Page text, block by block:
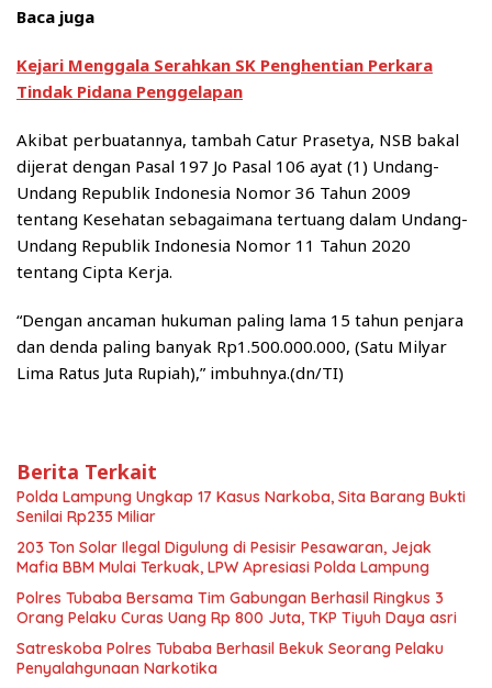
Baca juga
Kejari Menggala Serahkan SK Penghentian Perkara
Tindak Pidana Penggelapan
Akibat perbuatannya, tambah Catur Prasetya, NSB bakal
dijerat dengan Pasal 197 Jo Pasal 106 ayat (1) Undang-
Undang Republik Indonesia Nomor 36 Tahun 2009
tentang Kesehatan sebagaimana tertuang dalam Undang-
Undang Republik Indonesia Nomor 11 Tahun 2020
tentang Cipta Kerja.
“Dengan ancaman hukuman paling lama 15 tahun penjara
dan denda paling banyak Rp1.500.000.000, (Satu Milyar
Lima Ratus Juta Rupiah),” imbuhnya.(dn/TI)
Berita Terkait
Polda Lampung Ungkap 17 Kasus Narkoba, Sita Barang Bukti
Senilai Rp235 Miliar
203 Ton Solar Ilegal Digulung di Pesisir Pesawaran, Jejak
Mafia BBM Mulai Terkuak, LPW Apresiasi Polda Lampung
Polres Tubaba Bersama Tim Gabungan Berhasil Ringkus 3
Orang Pelaku Curas Uang Rp 800 Juta, TKP Tiyuh Daya asri
Satreskoba Polres Tubaba Berhasil Bekuk Seorang Pelaku
Penyalahgunaan Narkotika